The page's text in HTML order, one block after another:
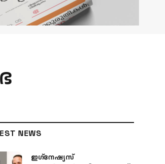
NEWS
ഇഗ്‌നേഷ്യസ്